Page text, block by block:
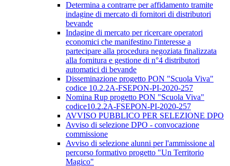
Determina a contrarre per affidamento tramite
indagine di mercato di fornitori di distributori
bevande
Indagine di mercato per ricercare operatori
economici che manifestino l'interesse a
partecipare alla procedura negoziata finalizzata
alla fornitura e gestione di n°4 distributori
automatici di bevande
Disseminazione progetto PON "Scuola Viva"
codice 10.2.2A-FSEPON-PI-2020-257
Nomina Rup progetto PON "Scuola Viva"
codice10.2.2A-FSEPON-PI-2020-257
AVVISO PUBBLICO PER SELEZIONE DPO
Avviso di selezione DPO - convocazione
commissione
Avviso di selezione alunni per l'ammissione al
percorso formativo progetto "Un Territorio
Magico"